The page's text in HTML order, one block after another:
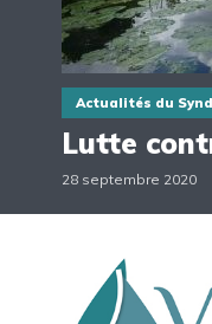
Actualités du
Lutte
28 septembre 2020